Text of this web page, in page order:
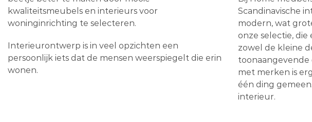
kwaliteitsmeubels en interieurs voor
woninginrichting te selecteren.
Interieurontwerp is in veel opzichten een
persoonlijk iets dat de mensen weerspiegelt die erin
wonen.
Scandinavische
modern, wat
onze selectie, die
zowel de kleine
toonaangevende
met merken is
één ding
interieur.